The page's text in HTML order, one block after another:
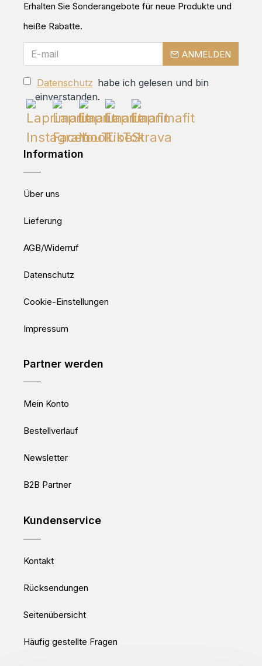
Erhalten Sie Sonderangebote für neue Produkte und
heiße Rabatte.
ANMELDEN
Datenschutz habe ich gelesen und bin
einverstanden.
Information
Über uns
Lieferung
AGB/Widerruf
Datenschutz
Cookie-Einstellungen
Impressum
Partner werden
Mein Konto
Bestellverlauf
Newsletter
B2B Partner
Kundenservice
Kontakt
Rücksendungen
Seitenübersicht
Häufig gestellte Fragen